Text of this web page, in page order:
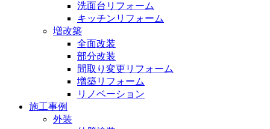
洗面台リフォーム
キッチンリフォーム
増改築
全面改装
部分改装
間取り変更リフォーム
増築リフォーム
リノベーション
施工事例
外装